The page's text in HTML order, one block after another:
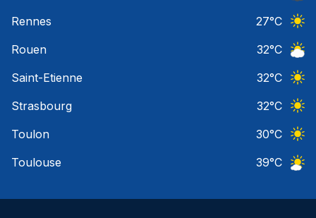
Rennes
27°C
Rouen
32°C
Saint-Etienne
32°C
Strasbourg
32°C
Toulon
30°C
Toulouse
39°C